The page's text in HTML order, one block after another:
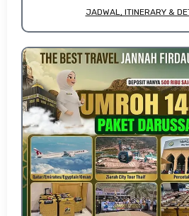
JADWAL, ITINERARY &